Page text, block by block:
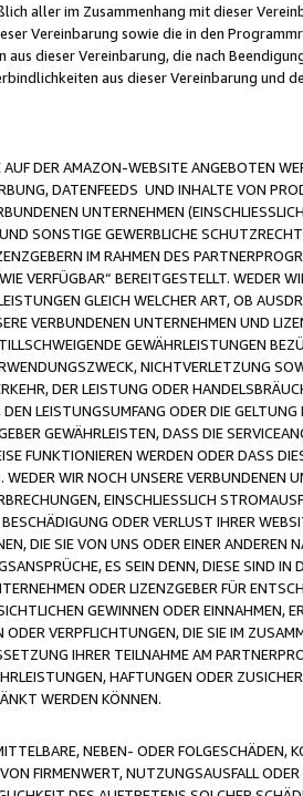
aller im Zusammenhang mit dieser
Vereinbarung sowie die in den
dieser Vereinbarung, die nach
aus dieser Vereinbarung und
DER AMAZON-WEBSITE ANGEBOTEN
DATENFEEDS UND INHALTE VON
UNTERNEHMEN
SONSTIGE GEWERBLICHE
IM RAHMEN DES
VERFÜGBAR“ BEREITGESTELLT. WEDER
GLEICH WELCHER ART, OB
VERBUNDENEN UNTERNEHMEN UND
GEWÄHRLEISTUNGEN
NICHTVERLETZUNG
DER LEISTUNG ODER
LEISTUNGSUMFANG ODER DIE
GEWÄHRLEISTEN, DASS DIE
FUNKTIONIEREN WERDEN ODER DASS
WIR NOCH UNSERE VERBUNDENEN
EINSCHLIESSLICH
ODER VERLUST IHRER
DIE SIE VON UNS ODER EINER ANDEREN
ES SEIN DENN, DIESE SIND IN
ODER LIZENZGEBER FÜR
GEWINNEN ODER EINNAHMEN,
VERPFLICHTUNGEN, DIE SIE IM
IHRER TEILNAHME AM
HAFTUNGEN ODER
WERDEN KÖNNEN.
NEBEN- ODER FOLGESCHÄDEN,
FIRMENWERT, NUTZUNGSAUSFALL